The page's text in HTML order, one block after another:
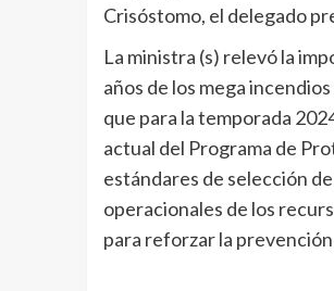
Crisóstomo, el delegado
La ministra (s) relevó la
años de los mega
que para la temporada
actual del Programa de
estándares de selección
operacionales de los
para reforzar la